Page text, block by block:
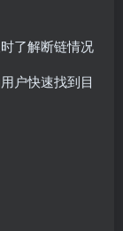
时了解断链情况
户快速找到目